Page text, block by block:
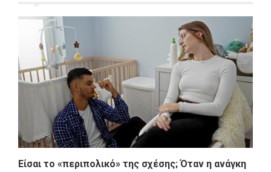
Είσαι το «περιπολικό» της σχέσης; Όταν η ανάγκη